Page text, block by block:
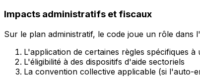
Impacts administratifs et fiscaux
Sur le plan administratif, le code joue un rôle dans
L'application de certaines règles spécifiques à
L'éligibilité à des dispositifs d'aide sectoriels
La convention collective applicable (si l'auto-